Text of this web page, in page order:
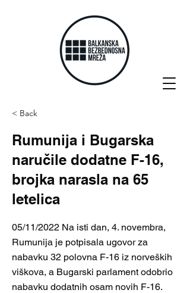
< Back
Rumunija i Bugarska
naručile dodatne F-16,
brojka narasla na 65
letelica
05/11/2022 Na isti dan, 4. novembra,
Rumunija je potpisala ugovor za
nabavku 32 polovna F-16 iz norveških
viškova, a Bugarski parlament odobrio
nabavku dodatnih osam novih F-16.